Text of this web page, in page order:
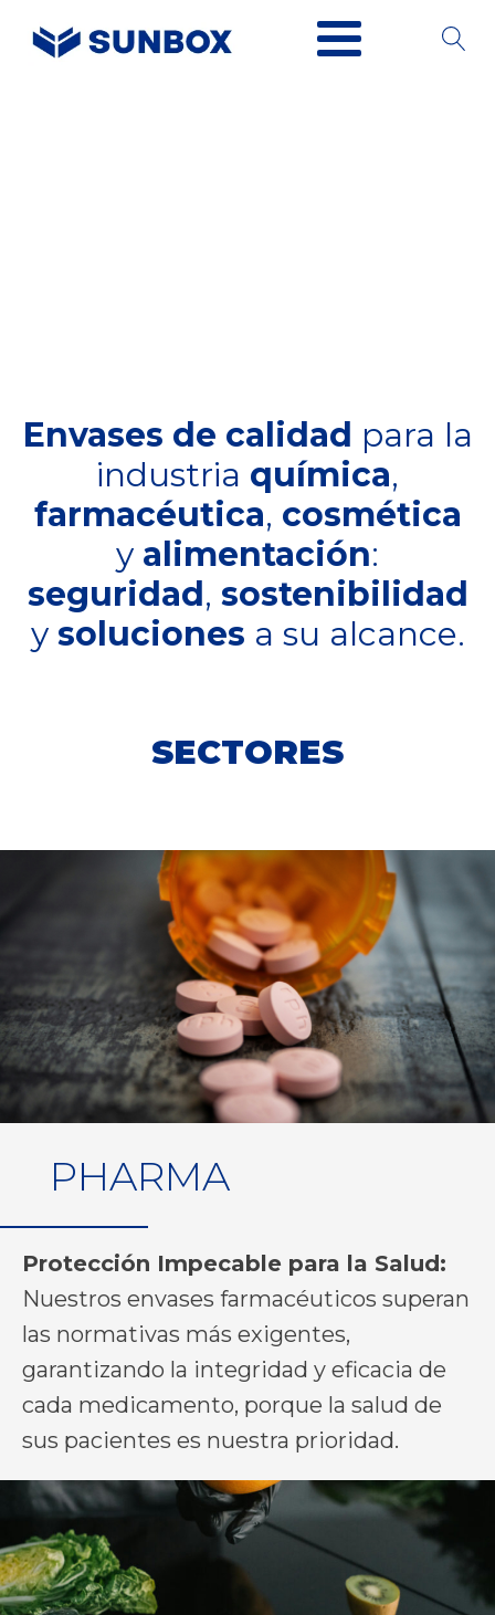
Envases de calidad para la
industria química,
farmacéutica, cosmética
y alimentación:
seguridad, sostenibilidad
y soluciones a su alcance.
SECTORES
PHARMA
Protección Impecable para la Salud:
Nuestros envases farmacéuticos superan
las normativas más exigentes,
garantizando la integridad y eficacia de
cada medicamento, porque la salud de
sus pacientes es nuestra prioridad.